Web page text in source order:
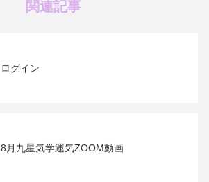
関連記事
ログイン
8月九星気学運気ZOOM動画